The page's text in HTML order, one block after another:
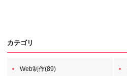
カテゴリ
Web制作(89)